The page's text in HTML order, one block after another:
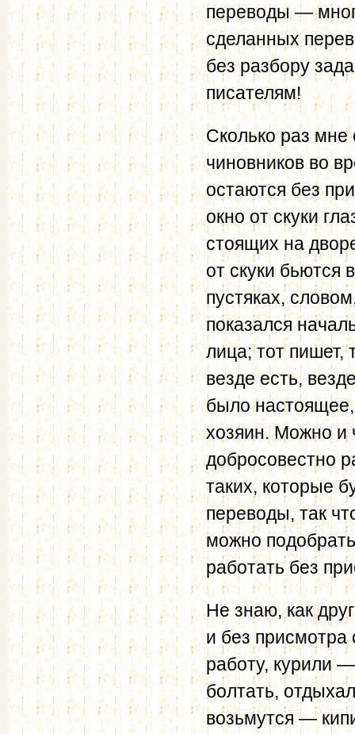
переводы —
сделанных
без разбору
писателям!
Сколько раз мне
чиновников во
остаются без
окно от скуки
стоящих на
от скуки бьются
пустяках,
показался
лица; тот пишет,
везде есть,
было
хозяин. Можно и
добросовестно
таких, которые
переводы, так
можно
работать без
Не знаю, как
и без присмотра
работу, курили
болтать,
возьмутся —